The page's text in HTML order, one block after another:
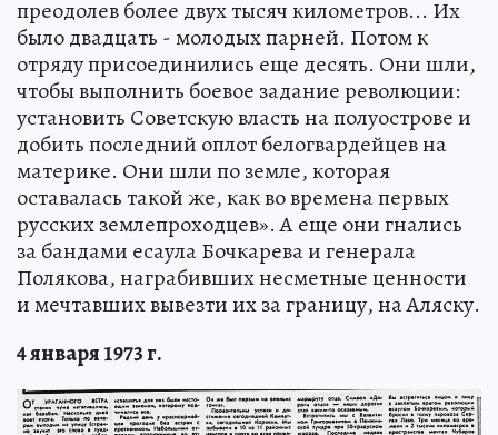
преодолев более двух тысяч километров... Их
было двадцать - молодых парней. Потом к
отряду присоединились еще десять. Они шли,
чтобы выполнить боевое задание революции:
установить Советскую власть на полуострове и
добить последний оплот белогвардейцев на
материке. Они шли по земле, которая
оставалась такой же, как во времена первых
русских землепроходцев». А еще они гнались
за бандами есаула Бочкарева и генерала
Полякова, награбивших несметные ценности
и мечтавших вывезти их за границу, на Аляску.
4 января 1973 г.